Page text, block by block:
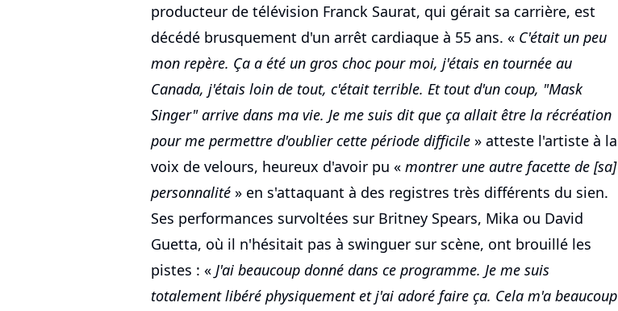
producteur de télévision Franck Saurat, qui gérait sa carrière, est
décédé brusquement d'un arrêt cardiaque à 55 ans. « C'était un peu
mon repère. Ça a été un gros choc pour moi, j'étais en tournée au
Canada, j'étais loin de tout, c'était terrible. Et tout d'un coup, "Mask
Singer" arrive dans ma vie. Je me suis dit que ça allait être la récréation
pour me permettre d'oublier cette période difficile » atteste l'artiste à la
voix de velours, heureux d'avoir pu « montrer une autre facette de [sa]
personnalité » en s'attaquant à des registres très différents du sien.
Ses performances survoltées sur Britney Spears, Mika ou David
Guetta, où il n'hésitait pas à swinguer sur scène, ont brouillé les
pistes : « J'ai beaucoup donné dans ce programme. Je me suis
totalement libéré physiquement et j'ai adoré faire ça. Cela m'a beaucoup